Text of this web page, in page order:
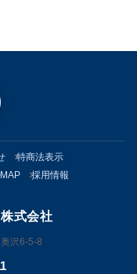
特商法表示
MAP 採用情報
式会社
沢6-5-8